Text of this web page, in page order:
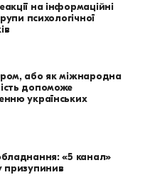
на інформаційні
психологічної
або як міжнародна
допоможе
українських
«5 канал»
призупинив